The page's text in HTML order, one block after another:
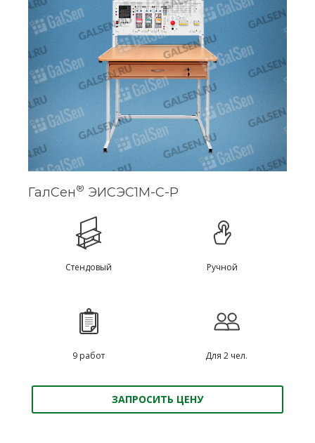
ГалСен® ЭИСЭС1М-С-Р
Стендовый Ручной
9 работ Для 2 чел.
ЗАПРОСИТЬ ЦЕНУ